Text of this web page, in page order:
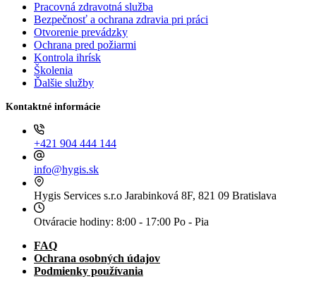
Pracovná zdravotná služba
Bezpečnosť a ochrana zdravia pri práci
Otvorenie prevádzky
Ochrana pred požiarmi
Kontrola ihrísk
Školenia
Ďalšie služby
Kontaktné informácie
+421 904 444 144
info@hygis.sk
Hygis Services s.r.o Jarabinková 8F, 821 09 Bratislava
Otváracie hodiny: 8:00 - 17:00 Po - Pia
FAQ
Ochrana osobných údajov
Podmienky používania